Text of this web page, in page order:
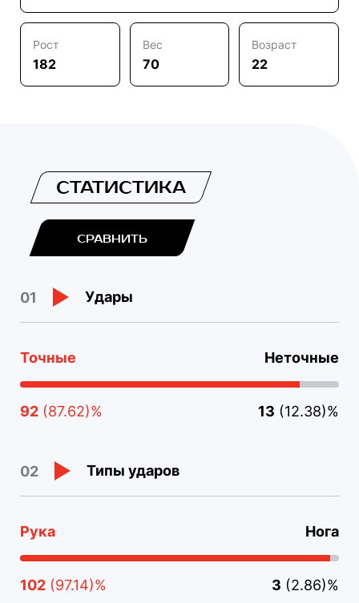
Рост
182
Вес
70
Возраст
22
СТАТИСТИКА
СРАВНИТЬ
01 Удары
Точные Неточные
92 (87.62)% 13 (12.38)%
02 Типы ударов
Рука Нога
102 (97.14)% 3 (2.86)%